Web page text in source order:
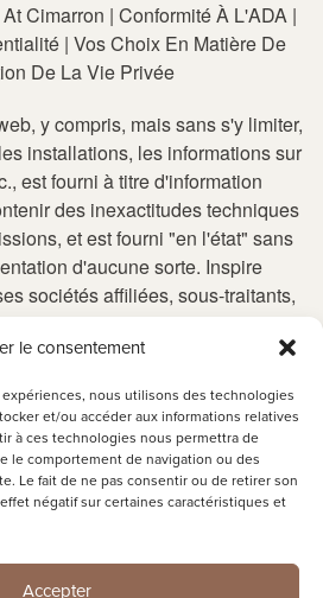
le consentement
nous utilisons des technologies
et/ou accéder aux informations relatives
à ces technologies nous permettra de
le comportement de navigation ou des
Le fait de ne pas consentir ou de retirer son
négatif sur certaines caractéristiques et
Accepter
Cimarron | Conformité À L'ADA|
| Vos Choix En Matière De
De La Vie Privée
y compris, mais sans s'y limiter,
installations, les informations sur
est fourni à titre d'information
des inexactitudes techniques
et est fourni "en l'état" sans
d'aucune sorte. Inspire
sociétés affiliées, sous-traitants,
n'assument aucune
les informations inexactes ou
LLC et ses sociétés
détaillants et fournisseurs se
des modifications (y compris
à tout moment et sans préavis. Il
l'exactitude de toute information